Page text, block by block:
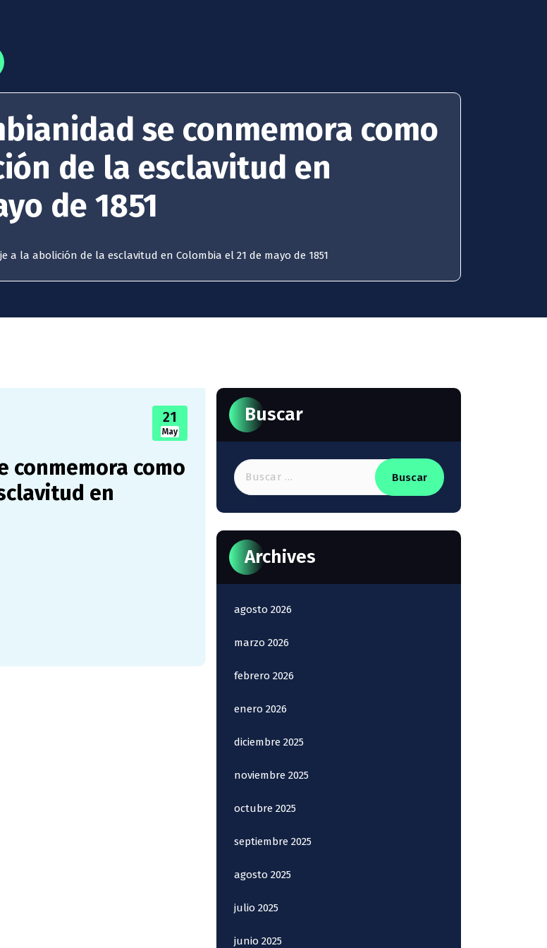
se conmemora como
de la esclavitud en
de 1851
la abolición de la esclavitud en Colombia el 21 de mayo de 1851
21
May
conmemora como
en
Buscar
Buscar:
Archives
agosto 2026
marzo 2026
febrero 2026
enero 2026
diciembre 2025
noviembre 2025
octubre 2025
septiembre 2025
agosto 2025
julio 2025
junio 2025